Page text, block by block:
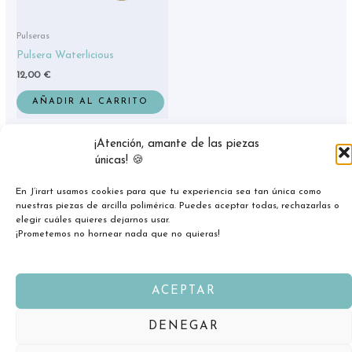
¡Atención, amante de las piezas
únicas! 🍪
En J’irart usamos cookies para que tu experiencia sea tan única como
nuestras piezas de arcilla polimérica. Puedes aceptar todas, rechazarlas o
elegir cuáles quieres dejarnos usar.
¡Prometemos no hornear nada que no quieras!
ACEPTAR
DENEGAR
Pulseras
Pulsera Waterlicious
12,00 €
AÑADIR AL CARRITO
Copyright © 2026 jirart.com